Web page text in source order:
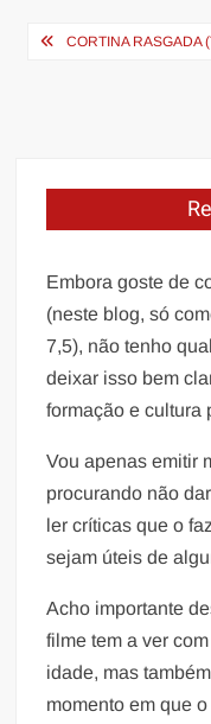
Navegação
CORTINA RASGADA
Embora goste de
(neste blog, só
7,5), não tenho
deixar isso bem
formação e cultura
Vou apenas emitir
procurando não
ler críticas que o
sejam úteis de
Acho importante
filme tem a ver
idade, mas
momento em que